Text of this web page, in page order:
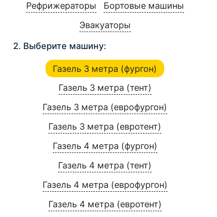
Рефрижераторы
Бортовые машины
Эвакуаторы
2. Выберите машину:
Газель 3 метра (фургон)
Газель 3 метра (тент)
Газель 3 метра (еврофургон)
Газель 3 метра (евротент)
Газель 4 метра (фургон)
Газель 4 метра (тент)
Газель 4 метра (еврофургон)
Газель 4 метра (евротент)